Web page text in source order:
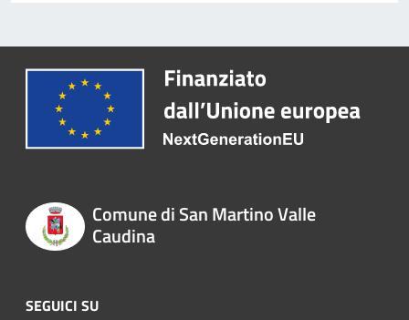
Comune di San Martino Valle
Caudina
SEGUICI SU